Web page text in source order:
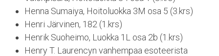
Henna Sumaiya, Hoitoluokka 3M osa 5 (3.krs)
Henri Järvinen, 182 (1.krs)
Henrik Suoheimo, Luokka 1L osa 2b (1.krs)
Henry T. Laurencyn vanhempaa esoteerista